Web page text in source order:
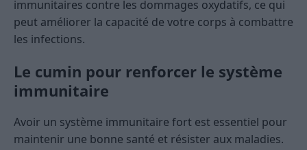
immunitaires contre les dommages oxydatifs, ce qui
peut améliorer la capacité de votre corps à combattre
les infections.
Le cumin pour renforcer le système
immunitaire
Avoir un système immunitaire fort est essentiel pour
maintenir une bonne santé et résister aux maladies.